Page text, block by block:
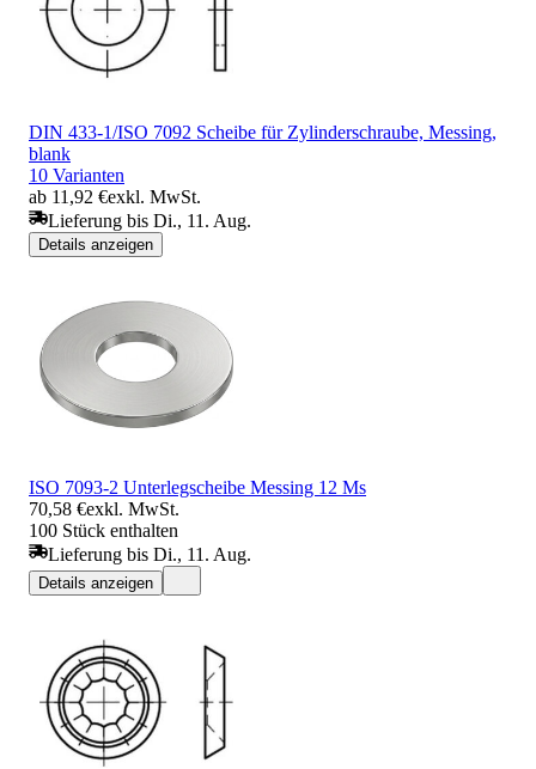
DIN 433-1/ISO 7092 Scheibe für Zylinderschraube, Messing,
blank
10 Varianten
ab 11,92 €exkl. MwSt.
Lieferung bis Di., 11. Aug.
Details anzeigen
ISO 7093-2 Unterlegscheibe Messing 12 Ms
70,58 €exkl. MwSt.
100 Stück enthalten
Lieferung bis Di., 11. Aug.
Details anzeigen